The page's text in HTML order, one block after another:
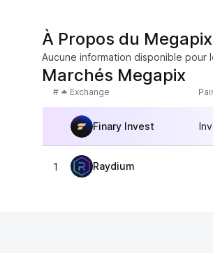
À Propos du Megapix
Aucune information disponible pour
Marchés Megapix
# Exchange
Finary Invest
1 Raydium